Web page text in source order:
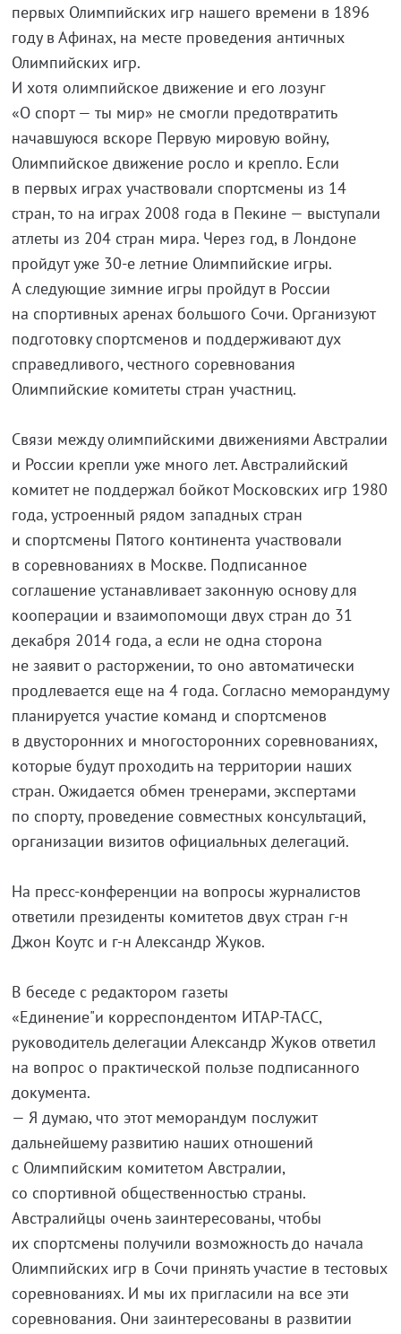
первых Олимпийских игр нашего времени в 1896
году в Афинах, на месте проведения античных
Олимпийских игр.
И хотя олимпийское движение и его лозунг
«О спорт — ты мир» не смогли предотвратить
начавшуюся вскоре Первую мировую войну,
Олимпийское движение росло и крепло. Если
в первых играх участвовали спортсмены из 14
стран, то на играх 2008 года в Пекине — выступали
атлеты из 204 стран мира. Через год, в Лондоне
пройдут уже 30-елетние Олимпийские игры.
А следующие зимние игры пройдут в России
на спортивных аренах большого Сочи. Организуют
подготовку спортсменов и поддерживают дух
справедливого, честного соревнования
Олимпийские комитеты стран участниц.
Связи между олимпийскими движениями Австралии
и России крепли уже много лет. Австралийский
комитет не поддержал бойкот Московских игр 1980
года, устроенный рядом западных стран
и спортсмены Пятого континента участвовали
в соревнованиях в Москве. Подписанное
соглашение устанавливает законную основу для
кооперации и взаимопомощи двух стран до 31
декабря 2014 года, а если не одна сторона
не заявит о расторжении, то оно автоматически
продлевается еще на 4 года. Согласно меморандуму
планируется участие команд и спортсменов
в двусторонних и многосторонних соревнованиях,
которые будут проходить на территории наших
стран. Ожидается обмен тренерами, экспертами
по спорту, проведение совместных консультаций,
организации визитов официальных делегаций.
На пресс-конференции на вопросы журналистов
ответили президенты комитетов двух стран г-н
Джон Коутс и г-н Александр Жуков.
В беседе с редактором газеты
«Единение"и корреспондентом ИТАР-ТАСС,
руководитель делегации Александр Жуков ответил
на вопрос о практической пользе подписанного
документа.
— Я думаю, что этот меморандум послужит
дальнейшему развитию наших отношений
с Олимпийским комитетом Австралии,
со спортивной общественностью страны.
Австралийцы очень заинтересованы, чтобы
их спортсмены получили возможность до начала
Олимпийских игр в Сочи принять участие в тестовых
соревнованиях. И мы их пригласили на все эти
соревнования. Они заинтересованы в развитии